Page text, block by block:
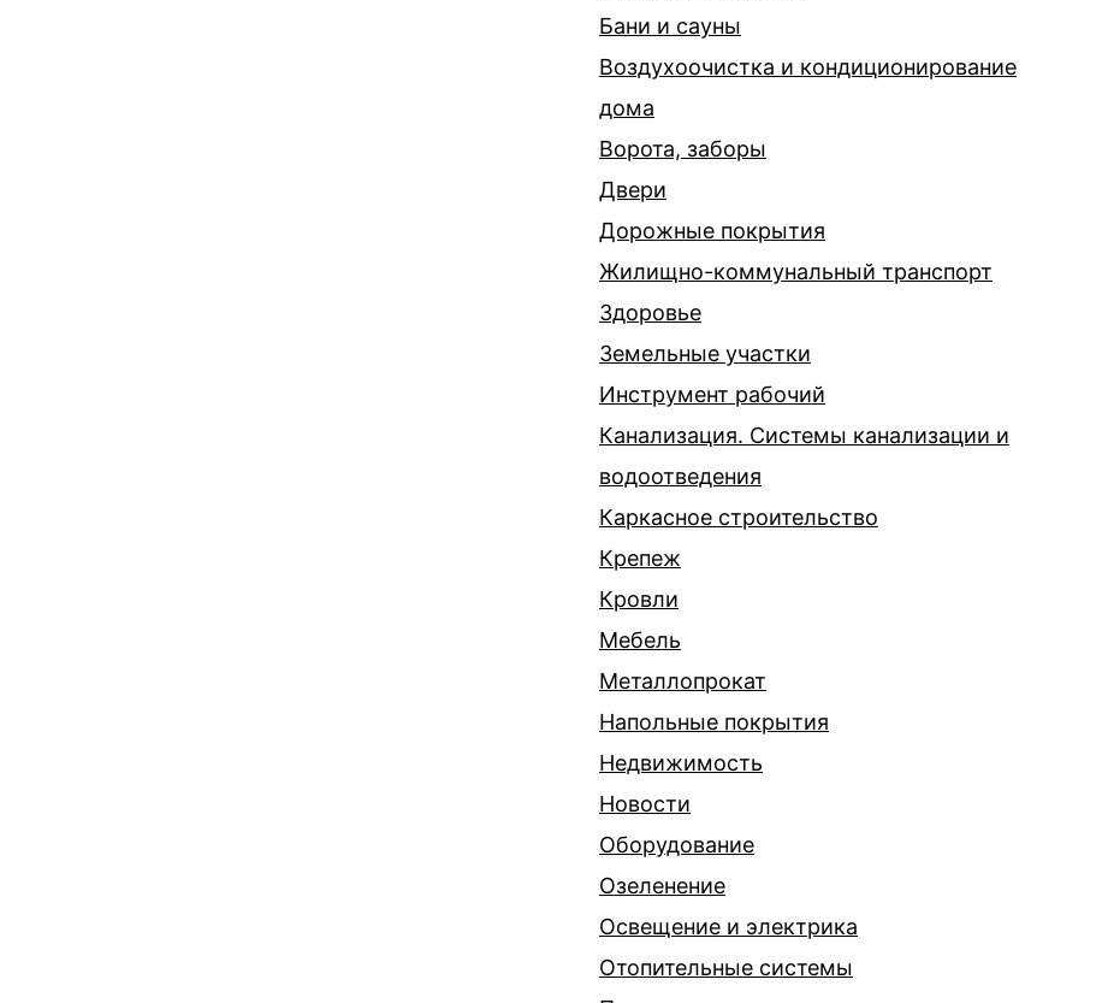
Бани и сауны
Воздухоочистка и кондиционирование
дома
Ворота, заборы
Двери
Дорожные покрытия
Жилищно-коммунальный транспорт
Здоровье
Земельные участки
Инструмент рабочий
Канализация. Системы канализации и
водоотведения
Каркасное строительство
Крепеж
Кровли
Мебель
Металлопрокат
Напольные покрытия
Недвижимость
Новости
Оборудование
Озеленение
Освещение и электрика
Отопительные системы